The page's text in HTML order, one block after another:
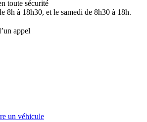
toute sécurité
8h à 18h30, et le samedi de 8h30 à 18h.
appel
un véhicule